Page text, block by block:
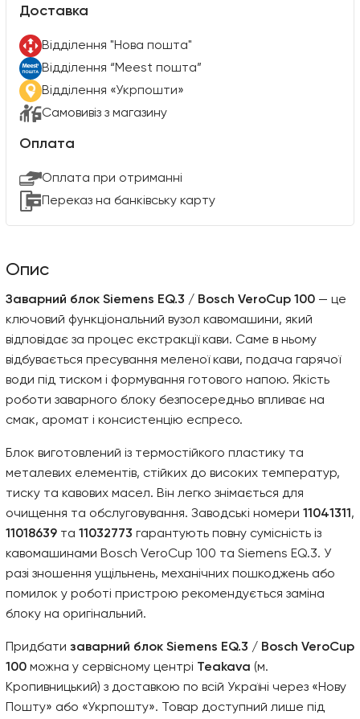
Доставка
Вiддiлення "Нова пошта"
Вiддiлення “Meest пошта”
Відділення «Укрпошти»
Самовивіз з магазину
Оплата
Оплата при отриманні
Переказ на банківську карту
Опис
Заварний блок Siemens EQ.3 / Bosch VeroCup 100 — це
ключовий функціональний вузол кавомашини, який
відповідає за процес екстракції кави. Саме в ньому
відбувається пресування меленої кави, подача гарячої
води під тиском і формування готового напою. Якість
роботи заварного блоку безпосередньо впливає на
смак, аромат і консистенцію еспресо.
Блок виготовлений із термостійкого пластику та
металевих елементів, стійких до високих температур,
тиску та кавових масел. Він легко знімається для
очищення та обслуговування. Заводські номери 11041311 ,
11018639 та 11032773 гарантують повну сумісність із
кавомашинами Bosch VeroCup 100 та Siemens EQ.3. У
разі зношення ущільнень, механічних пошкоджень або
помилок у роботі пристрою рекомендується заміна
блоку на оригінальний.
Придбати заварний блок Siemens EQ.3 / Bosch VeroCup
100 можна у сервісному центрі Teakava (м.
Кропивницький) з доставкою по всій Україні через «Нову
Пошту» або «Укрпошту». Товар доступний лише під